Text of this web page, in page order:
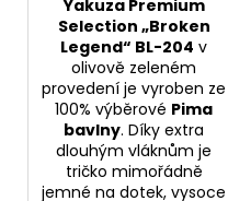
Yakuza Premium
Selection „Broken
Legend“ BL-204 v
olivově zeleném
provedení je vyroben ze
100% výběrové Pima
bavlny. Díky extra
dlouhým vláknům je
tričko mimořádně
jemné na dotek, vysoce